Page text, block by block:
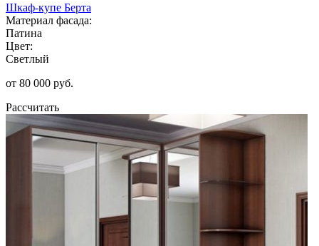
Шкаф-купе Берта
Материал фасада:
Патина
Цвет:
Светлый
от 80 000 руб.
Рассчитать